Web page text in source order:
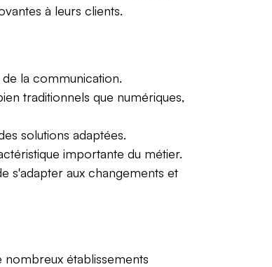
à leurs clients.
la communication.
traditionnels que numériques,
solutions adaptées.
importante du métier.
s'adapter aux changements et
établissements